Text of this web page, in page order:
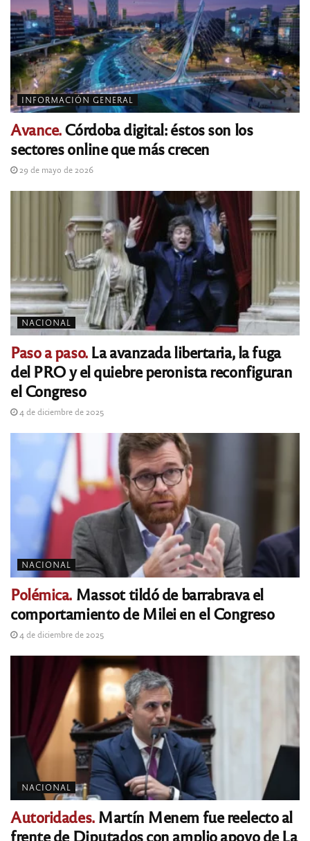
INFORMACIÓN GENERAL
Avance.Córdoba digital: éstos son los
sectores online que más crecen
29 de mayo de 2026
NACIONAL
Paso a paso.La avanzada libertaria, la fuga
del PRO y el quiebre peronista reconfiguran
el Congreso
4 de diciembre de 2025
NACIONAL
Polémica. Massot tildó de barrabrava el
comportamiento de Milei en el Congreso
4 de diciembre de 2025
NACIONAL
Autoridades.Martín Menem fue reelecto al
frente de Diputados con amplio apoyo de La